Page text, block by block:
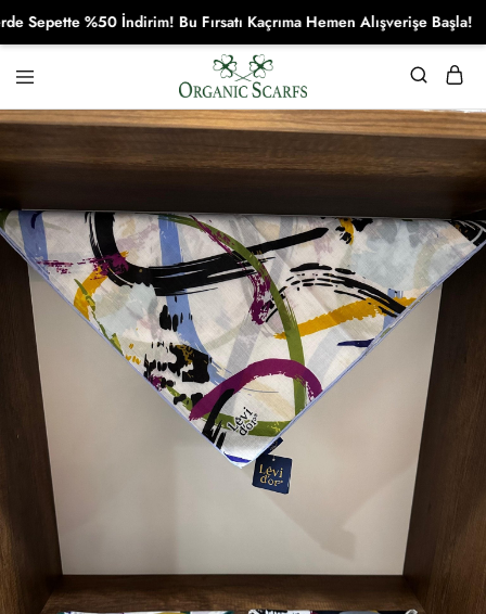
Organikscarf
%50 İndirim! Bu Fırsatı Kaçrıma Hemen Alışverişe Başla!